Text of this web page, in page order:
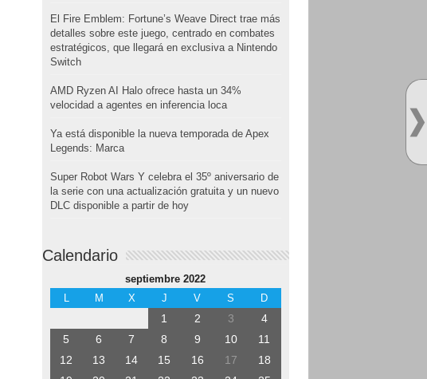
El Fire Emblem: Fortune’s Weave Direct trae más
detalles sobre este juego, centrado en combates
estratégicos, que llegará en exclusiva a Nintendo
Switch
AMD Ryzen AI Halo ofrece hasta un 34%
velocidad a agentes en inferencia loca
Ya está disponible la nueva temporada de Apex
Legends: Marca
Super Robot Wars Y celebra el 35º aniversario de
la serie con una actualización gratuita y un nuevo
DLC disponible a partir de hoy
Calendario
septiembre 2022
L
M X J V S D
1 2 3
4
5
6 7 8 9 10
11
12
13 14 15 16 17
18